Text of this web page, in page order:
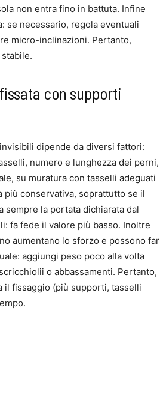
non entra fino in battuta. Infine
se necessario, regola eventuali
micro-inclinazioni. Pertanto,
con supporti
dipende da diversi fattori:
numero e lunghezza dei perni,
su muratura con tasselli adeguati
più conservativa, soprattutto se il
la portata dichiarata dal
fa fede il valore più basso. Inoltre
aumentano lo sforzo e possono far
aggiungi peso poco alla volta
o abbassamenti. Pertanto,
il fissaggio (più supporti, tasselli